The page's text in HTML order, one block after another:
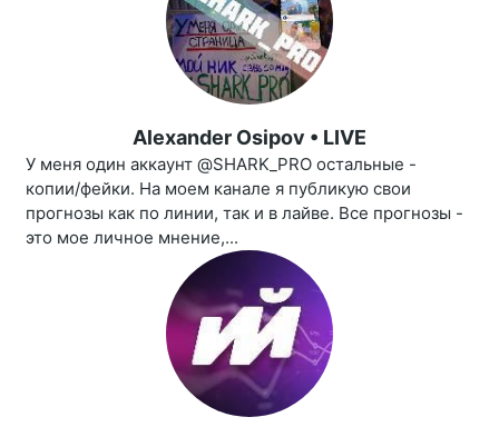
Alexander Osipov • LIVE
У меня один аккаунт @SHARK_PRO остальные -
копии/фейки. На моем канале я публикую свои
прогнозы как по линии, так и в лайве. Все прогнозы -
это мое личное мнение,...